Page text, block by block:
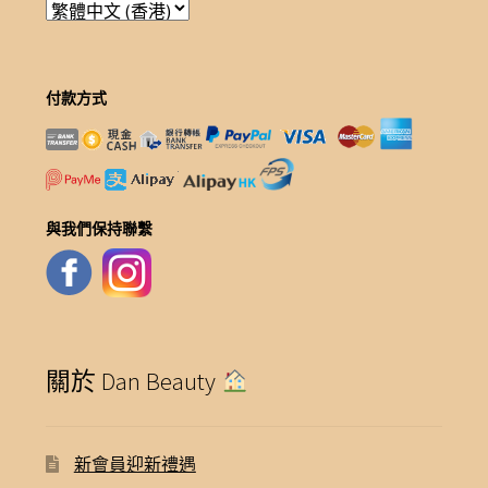
付款方式
與我們保持聯繫
關於 Dan Beauty
新會員迎新禮遇